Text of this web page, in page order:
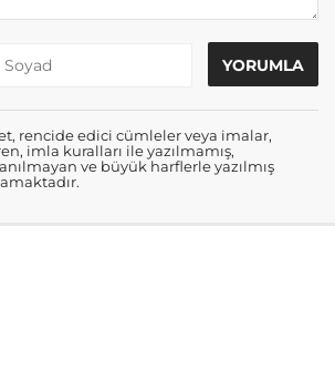
rencide edici cümleler veya imalar,
imla kuralları ile yazılmamış,
ve büyük harflerle yazılmış